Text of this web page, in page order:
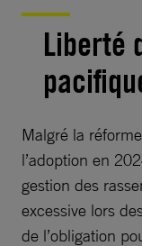
Liberté
Malgré la
l’adoption en
gestion des
excessive lors
de l’obligation